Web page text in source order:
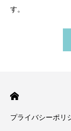
す。
プライバシーポリ